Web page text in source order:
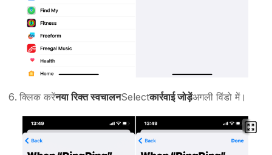
क्लिक करेंनया रिक्त स्वचालनSelectकार्रवाई जोड़ेंअगली विंडो में।